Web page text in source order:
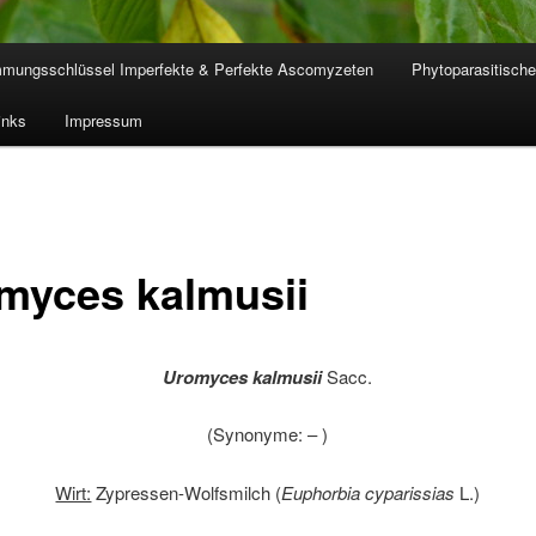
Imperfekte & Perfekte Ascomyzeten
Impressum
kalmusii
Uromyces kalmusiiSacc.
(Synonyme: – )
Wirt: Zypressen-Wolfsmilch (Euphorbia cyparissias L.)